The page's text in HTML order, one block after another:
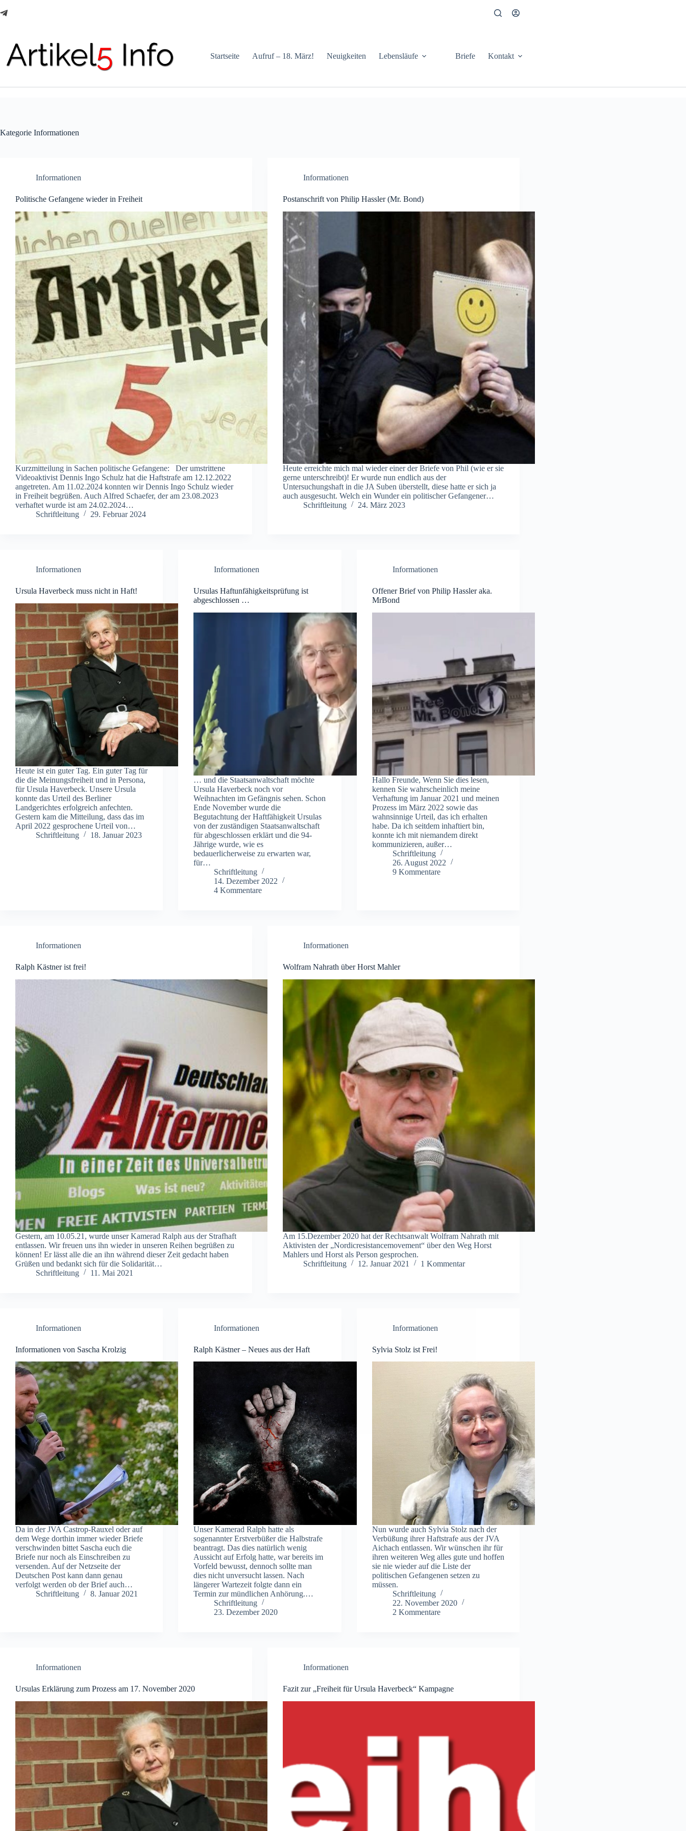
Inhalt
Startseite Aufruf – 18. März! Neuigkeiten Lebensläufe Briefe Kontakt
Kategorie Informationen
Informationen
Politische Gefangene wieder in Freiheit
Kurzmitteilung in Sachen politische Gefangene: Der umstrittene
Videoaktivist Dennis Ingo Schulz hat die Haftstrafe am 12.12.2022
angetreten. Am 11.02.2024 konnten wir Dennis Ingo Schulz wieder
in Freiheit begrüßen. Auch Alfred Schaefer, der am 23.08.2023
verhaftet wurde ist am 24.02.2024…
Schriftleitung
29. Februar 2024
Informationen
Postanschrift von Philip Hassler (Mr. Bond)
Heute erreichte mich mal wieder einer der Briefe von Phil (wie er sie
gerne unterschreibt)! Er wurde nun endlich aus der
Untersuchungshaft in die JA Suben überstellt, diese hatte er sich ja
auch ausgesucht. Welch ein Wunder ein politischer Gefangener…
Schriftleitung
24. März 2023
Informationen
Ursula Haverbeck muss nicht in Haft!
Heute ist ein guter Tag. Ein guter Tag für
die die Meinungsfreiheit und in Persona,
für Ursula Haverbeck. Unsere Ursula
konnte das Urteil des Berliner
Landgerichtes erfolgreich anfechten.
Gestern kam die Mitteilung, dass das im
April 2022 gesprochene Urteil von…
Schriftleitung
18. Januar 2023
Informationen
Ursulas Haftunfähigkeitsprüfung ist
abgeschlossen …
… und die Staatsanwaltschaft möchte
Ursula Haverbeck noch vor
Weihnachten im Gefängnis sehen. Schon
Ende November wurde die
Begutachtung der Haftfähigkeit Ursulas
von der zuständigen Staatsanwaltschaft
für abgeschlossen erklärt und die 94-
Jährige wurde, wie es
bedauerlicherweise zu erwarten war,
für…
Schriftleitung
14. Dezember 2022
4 Kommentare
Informationen
Offener Brief von Philip Hassler aka.
MrBond
Hallo Freunde, Wenn Sie dies lesen,
kennen Sie wahrscheinlich meine
Verhaftung im Januar 2021 und meinen
Prozess im März 2022 sowie das
wahnsinnige Urteil, das ich erhalten
habe. Da ich seitdem inhaftiert bin,
konnte ich mit niemandem direkt
kommunizieren, außer…
Schriftleitung
26. August 2022
9 Kommentare
Informationen
Ralph Kästner ist frei!
Gestern, am 10.05.21, wurde unser Kamerad Ralph aus der Strafhaft
entlassen. Wir freuen uns ihn wieder in unseren Reihen begrüßen zu
können! Er lässt alle die an ihn während dieser Zeit gedacht haben
Grüßen und bedankt sich für die Solidarität…
Schriftleitung
11. Mai 2021
Informationen
Wolfram Nahrath über Horst Mahler
Am 15.Dezember 2020 hat der Rechtsanwalt Wolfram Nahrath mit
Aktivisten der „Nordicresistancemovement“ über den Weg Horst
Mahlers und Horst als Person gesprochen.
Schriftleitung
12. Januar 2021 1 Kommentar
Informationen
Informationen von Sascha Krolzig
Da in der JVA Castrop-Rauxel oder auf
dem Wege dorthin immer wieder Briefe
verschwinden bittet Sascha euch die
Briefe nur noch als Einschreiben zu
versenden. Auf der Netzseite der
Deutschen Post kann dann genau
verfolgt werden ob der Brief auch…
Schriftleitung
8. Januar 2021
Informationen
Ralph Kästner – Neues aus der Haft
Unser Kamerad Ralph hatte als
sogenannter Erstverbüßer die Halbstrafe
beantragt. Das dies natürlich wenig
Aussicht auf Erfolg hatte, war bereits im
Vorfeld bewusst, dennoch sollte man
dies nicht unversucht lassen. Nach
längerer Wartezeit folgte dann ein
Termin zur mündlichen Anhörung.…
Schriftleitung
23. Dezember 2020
Informationen
Sylvia Stolz ist Frei!
Nun wurde auch Sylvia Stolz nach der
Verbüßung ihrer Haftstrafe aus der JVA
Aichach entlassen. Wir wünschen ihr für
ihren weiteren Weg alles gute und hoffen
sie nie wieder auf die Liste der
politischen Gefangenen setzen zu
müssen.
Schriftleitung
22. November 2020
2 Kommentare
Informationen
Ursulas Erklärung zum Prozess am 17. November 2020
Informationen
Fazit zur „Freiheit für Ursula Haverbeck“ Kampagne